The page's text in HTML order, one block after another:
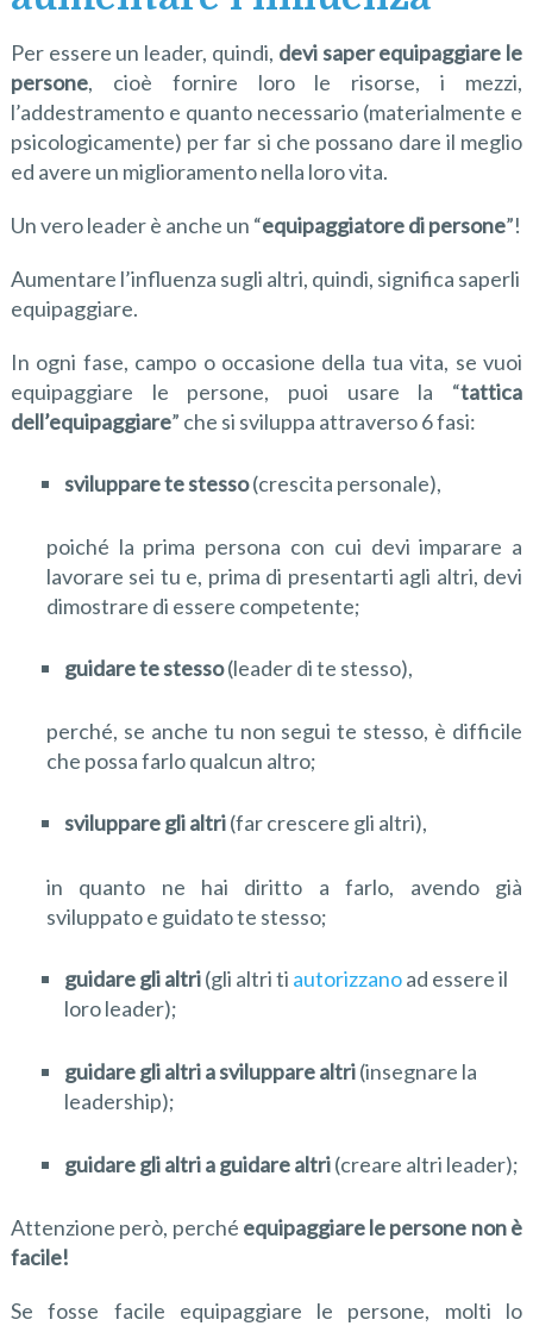
Per essere un leader, quindi, devisaper equipaggiare le
persone, cioè fornire loro le risorse, i mezzi,
l’addestramento e quanto necessario (materialmente e
psicologicamente) per far si che possano dare il meglio
ed avere un miglioramento nella loro vita.
Un vero leader è anche un “equipaggiatore di persone”!
Aumentare l’influenza sugli altri, quindi, significa saperli
equipaggiare.
In ogni fase, campo o occasione della tua vita, se vuoi
equipaggiare le persone, puoi usare la “tattica
dell’equipaggiare” che si sviluppa attraverso 6 fasi:
svilupparete stesso(crescita personale),
poiché la prima persona con cui devi imparare a
lavorare sei tu e, prima di presentarti agli altri, devi
dimostrare di essere competente;
guidarete stesso(leader di te stesso),
perché, se anche tu non segui te stesso, è difficile
che possa farlo qualcun altro;
sviluppare gli altri(far crescere gli altri),
in quanto ne hai diritto a farlo, avendo già
sviluppato e guidato te stesso;
guidare gli altri(gli altri ti autorizzanoad essere il
loro leader);
guidare gli altri a svilupparealtri(insegnare la
leadership);
guidare gli altri a guidarealtri(creare altri leader);
Attenzione però, perché equipaggiare le persone non è
facile!
Se fosse facile equipaggiare le persone, molti lo